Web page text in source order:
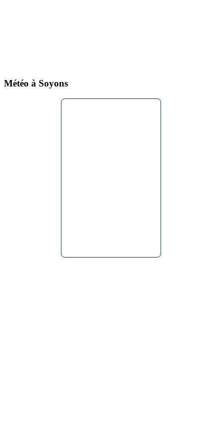
Météo à Soyons